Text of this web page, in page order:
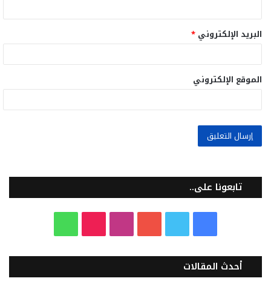
البريد الإلكتروني *
الموقع الإلكتروني
تابعونا على..
س
ي
ت
س
k
ت
أحدث المقالات